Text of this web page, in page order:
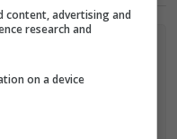
γίνονται κάθε Δευτέρα &
content, advertising and
research and
on a device